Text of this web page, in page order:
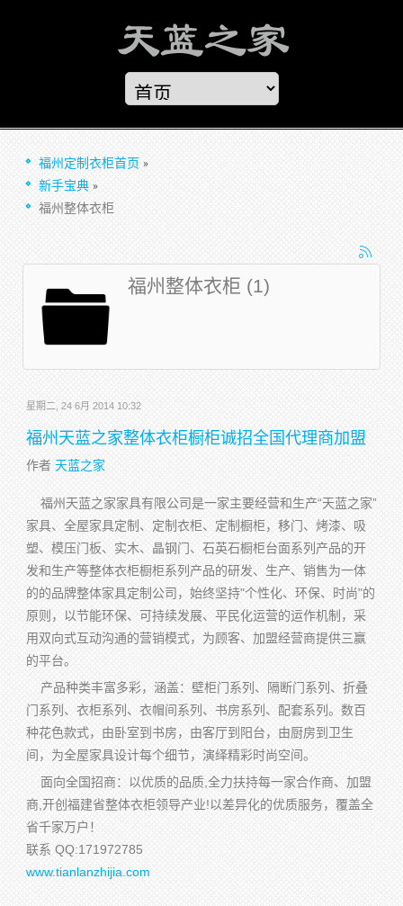
福州定制衣柜首页
新手宝典
福州整体衣柜
福州整体衣柜 (1)
星期二, 24 6月 2014 10:32
福州天蓝之家整体衣柜橱柜诚招全国代理商加盟
作者天蓝之家
福州天蓝之家家具有限公司是一家主要经营和生产“天蓝之家”
家具、全屋家具定制、定制衣柜、定制橱柜，移门、烤漆、吸
塑、模压门板、实木、晶钢门、石英石橱柜台面系列产品的开
发和生产等整体衣柜橱柜系列产品的研发、生产、销售为一体
的的品牌整体家具定制公司，始终坚持"个性化、环保、时尚"的
原则，以节能环保、可持续发展、平民化运营的运作机制，采
用双向式互动沟通的营销模式，为顾客、加盟经营商提供三赢
的平台。
产品种类丰富多彩，涵盖：壁柜门系列、隔断门系列、折叠
门系列、衣柜系列、衣帽间系列、书房系列、配套系列。数百
种花色款式，由卧室到书房，由客厅到阳台，由厨房到卫生
间，为全屋家具设计每个细节，演绎精彩时尚空间。
面向全国招商：以优质的品质,全力扶持每一家合作商、加盟
商,开创福建省整体衣柜领导产业!以差异化的优质服务，覆盖全
省千家万户！
联系 QQ:171972785
www.tianlanzhijia.com